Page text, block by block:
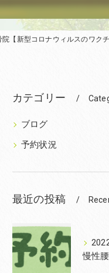
【新型コロナウィルスのワク
カテゴリー
ブログ
予約状況
最近の投稿